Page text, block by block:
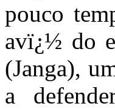
pouco
avï¿½ do
(Janga),
a